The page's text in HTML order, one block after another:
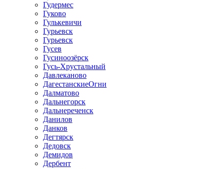
Гудермес
Гуково
Гулькевичи
Гурьевск
Гурьевск
Гусев
Гусиноозёрск
Гусь-Хрустальный
Давлеканово
ДагестанскиеОгни
Далматово
Дальнегорск
Дальнереченск
Данилов
Данков
Дегтярск
Дедовск
Демидов
Дербент